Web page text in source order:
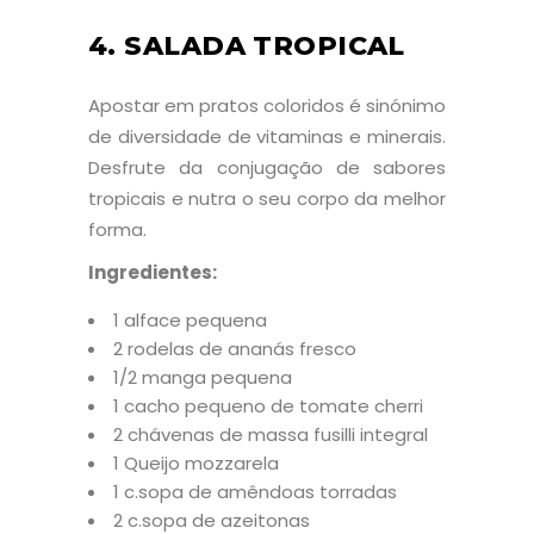
4. SALADA TROPICAL
Apostar em pratos coloridos é sinónimo
de diversidade de vitaminas e minerais.
Desfrute da conjugação de sabores
tropicais e nutra o seu corpo da melhor
forma.
Ingredientes:
1 alface pequena
2 rodelas de ananás fresco
1/2 manga pequena
1 cacho pequeno de tomate cherri
2 chávenas de massa fusilli integral
1 Queijo mozzarela
1 c.sopa de amêndoas torradas
2 c.sopa de azeitonas